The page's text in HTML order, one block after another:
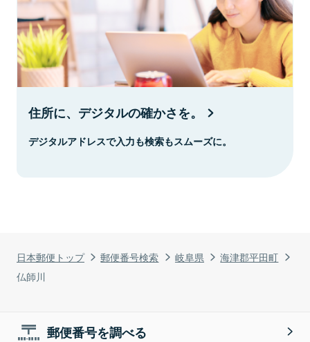
日本郵便トップ 郵便番号検索 岐阜県
海津郡平田町
仏師川
住所に、デジタルの確かさを。
デジタルアドレスで入力も検索もスムーズに。
郵便番号を調べる